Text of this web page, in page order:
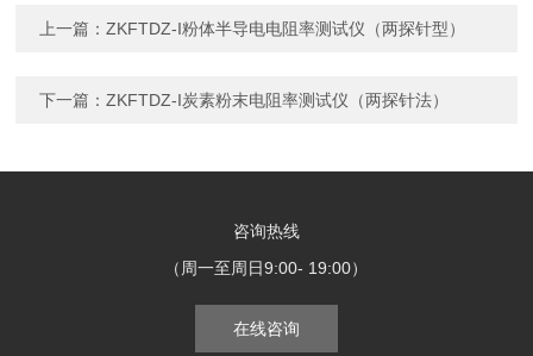
上一篇：ZKFTDZ-I粉体半导电电阻率测试仪（两探针型）
下一篇：ZKFTDZ-I炭素粉末电阻率测试仪（两探针法）
咨询热线
（周一至周日9:00- 19:00）
在线咨询